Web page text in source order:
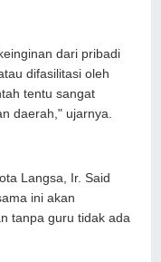
dari pribadi
difasilitasi oleh
tentu sangat
daerah," ujarnya.
Langsa, Ir. Said
ini akan
tanpa guru tidak ada